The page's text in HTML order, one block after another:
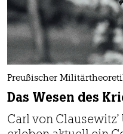
Preußischer
Das Wesen des
Carl von